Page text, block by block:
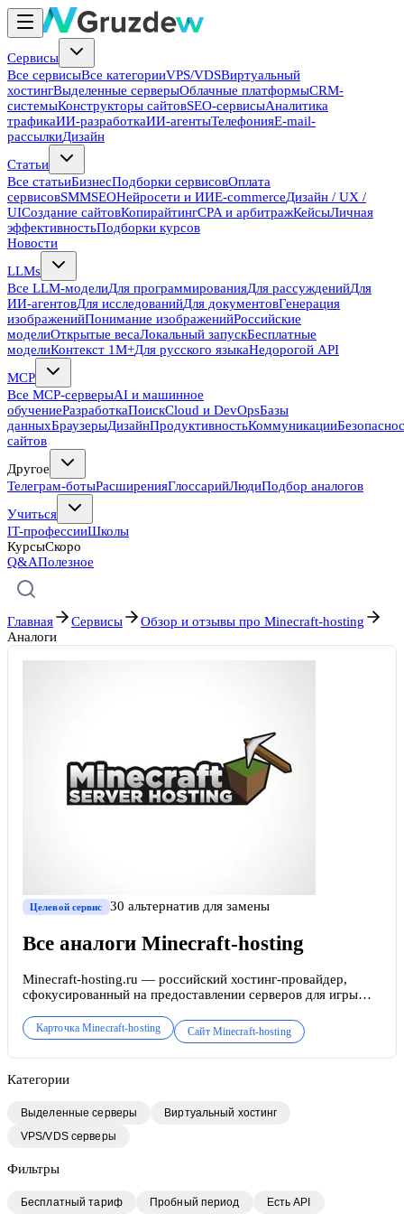
Сервисы
Все сервисыВсе категорииVPS/VDSВиртуальный
хостингВыделенные серверыОблачные платформыCRM-
системыКонструкторы сайтовSEO-сервисыАналитика
трафикаИИ-разработкаИИ-агентыТелефонияE-mail-
рассылкиДизайн
Статьи
Все статьиБизнесПодборки сервисовОплата
сервисовSMMSEOНейросети и ИИE-commerceДизайн / UX /
UIСоздание сайтовКопирайтингCPA и арбитражКейсыЛичная
эффективностьПодборки курсов
Новости
LLMs
Все LLM-моделиДля программированияДля рассужденийДля
ИИ-агентовДля исследованийДля документовГенерация
изображенийПонимание изображенийРоссийские
моделиОткрытые весаЛокальный запускБесплатные
моделиКонтекст 1M+Для русского языкаНедорогой API
MCP
Все MCP-серверыAI и машинное
обучениеРазработкаПоискCloud и DevOpsБазы
данныхБраузерыДизайнПродуктивностьКоммуникации
сайтов
Другое
Телеграм-ботыРасширенияГлоссарийЛюдиПодбор аналогов
Учиться
IT-профессииШколы
КурсыСкоро
Q&AПолезное
Главная Сервисы
Обзор и отзывы про Minecraft-hosting
Аналоги
Целевой сервис 30 альтернативдля замены
Все аналоги Minecraft-hosting
Minecraft-hosting.ru — российский хостинг-провайдер,
сфокусированный на предоставлении серверов для игры
рынке ориентировочно с 2014–2015 годов, то есть в период
пиковой популярности Minecraft в СНГ.
КарточкаMinecraft-hosting Сайт Minecraft-hosting
Категории
Выделенные серверы
Виртуальный хостинг
VPS/VDS серверы
Фильтры
Бесплатный тариф Пробный период
Есть API